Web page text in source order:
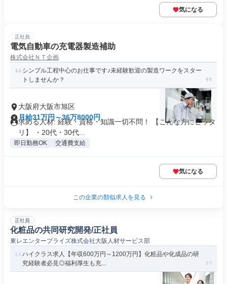
気になる
正社員
電気自動車の充電器製造補助
株式会社ＮＴ企画
シンプル工程中心のお仕事です♪未経験歓迎の製造ワークをスター
トしませんか？
大阪府大阪市旭区
月給31万円～36万8000円
求める人材: 経験・資格・知識一切不問！ 【こんな方にピッタ
リ】 ・20代・30代...
即日勤務OK 交通費支給
気になる
この企業の類似求人を見る
正社員
化粧品の共同研究開発/正社員
東レエンタープライズ株式会社大阪人材サービス部
ハイクラス求人【年収600万円～1200万円】化粧品や化成品の研
究経験者必見◎福利厚生も充...